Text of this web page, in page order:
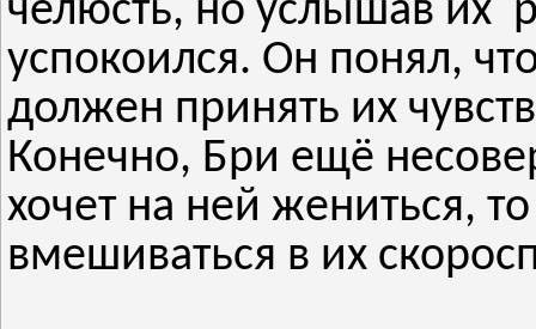
челюсть, но услышав их
успокоился. Он понял,
должен принять их
Конечно, Бри ещё
хочет на ней жениться,
вмешиваться в их